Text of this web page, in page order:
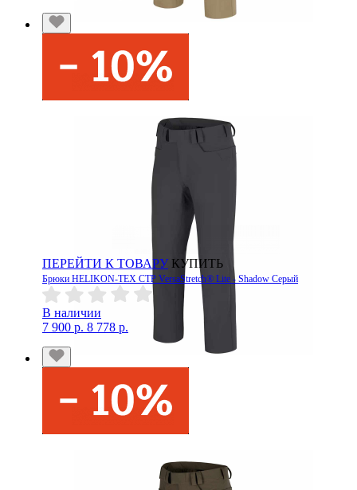
ПЕРЕЙТИ К ТОВАРУ КУПИТЬ
Брюки HELIKON-TEX CTP VersaStretch® Lite - Shadow Серый
В наличии
7 900 р. 8 778 р.